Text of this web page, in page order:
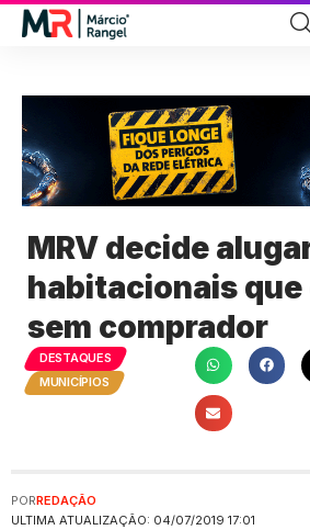
MRV decide
habitacionais que
sem comprador
DESTAQUES
MUNICÍPIOS
ULTIMA ATUALIZAÇÃO: 04/07/2019 17:01
PORREDAÇÃO